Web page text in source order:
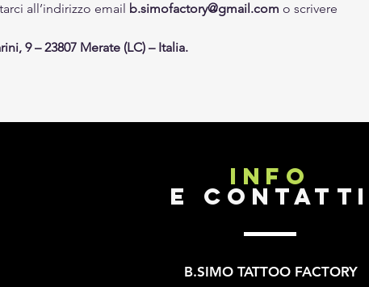
all’indirizzo email b.simofactory@gmail.com o scrivere
9 – 23807 Merate (LC) – Italia.
INFO
E CONTATTI
B.SIMO TATTOO FACTORY